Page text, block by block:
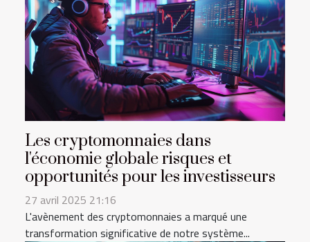
Les cryptomonnaies dans
l'économie globale risques et
opportunités pour les investisseurs
27 avril 2025 21:16
L'avènement des cryptomonnaies a marqué une
transformation significative de notre système...